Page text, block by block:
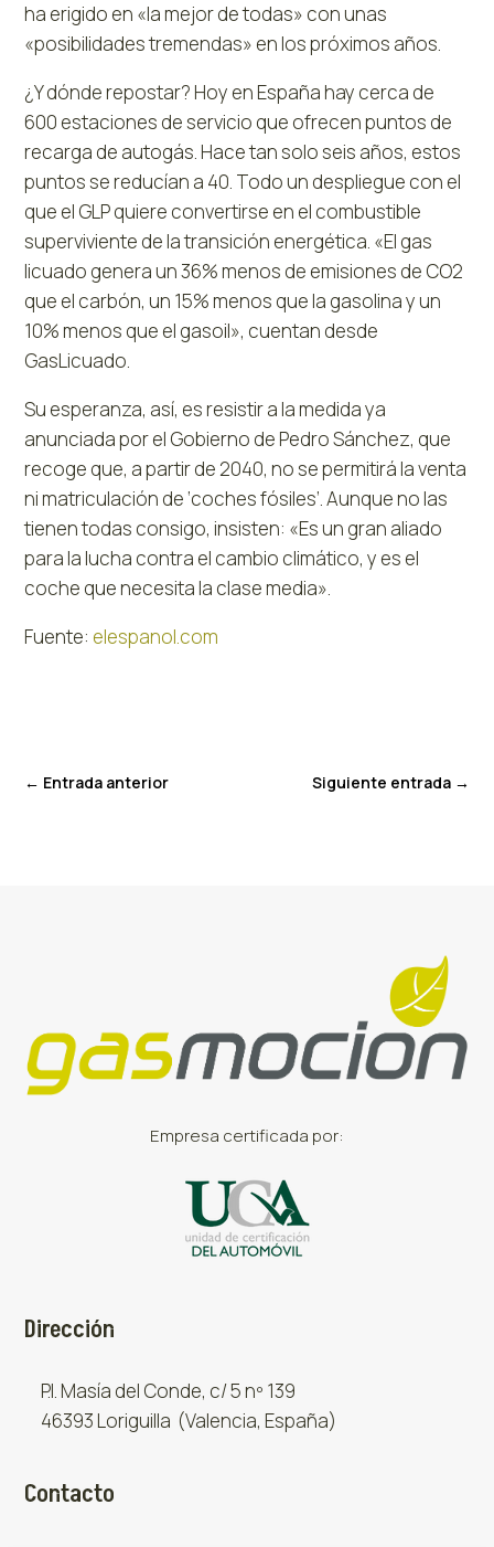
ha erigido en «la mejor de todas» con unas
«posibilidades tremendas» en los próximos años.
¿Y dónde repostar? Hoy en España hay cerca de
600 estaciones de servicio que ofrecen puntos de
recarga de autogás. Hace tan solo seis años, estos
puntos se reducían a 40. Todo un despliegue con el
que el GLP quiere convertirse en el combustible
superviviente de la transición energética. «El gas
licuado genera un 36% menos de emisiones de CO2
que el carbón, un 15% menos que la gasolina y un
10% menos que el gasoil», cuentan desde
GasLicuado.
Su esperanza, así, es resistir a la medida ya
anunciada por el Gobierno de Pedro Sánchez, que
recoge que, a partir de 2040, no se permitirá la venta
ni matriculación de ‘coches fósiles’. Aunque no las
tienen todas consigo, insisten: «Es un gran aliado
para la lucha contra el cambio climático, y es el
coche que necesita la clase media».
Fuente: elespanol.com
← Entrada anterior Siguiente entrada→
Empresa certificada por:
Dirección
P.I. Masía del Conde, c/ 5 nº 139
46393 Loriguilla (Valencia, España)
Contacto